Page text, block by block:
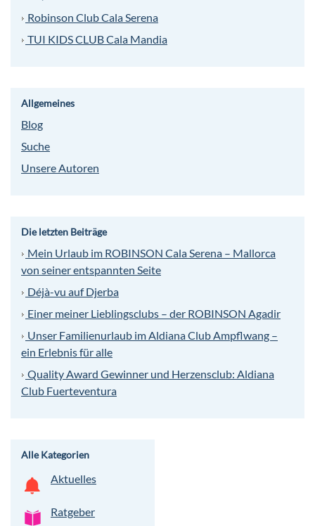
Robinson Club Cala Serena
TUI KIDS CLUB Cala Mandia
Allgemeines
Blog
Suche
Unsere Autoren
Die letzten Beiträge
Mein Urlaub im ROBINSON Cala Serena – Mallorca
von seiner entspannten Seite
Déjà-vu auf Djerba
Einer meiner Lieblingsclubs – der ROBINSON Agadir
Unser Familienurlaub im Aldiana Club Ampflwang –
ein Erlebnis für alle
Quality Award Gewinner und Herzensclub: Aldiana
Club Fuerteventura
Alle Kategorien
Aktuelles
Ratgeber